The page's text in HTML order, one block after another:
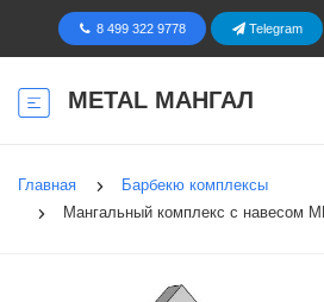
8 499 322 9778 Telegram
METAL МАНГАЛ
Главная
Барбекю комплексы
Мангальный комплекс с навесом